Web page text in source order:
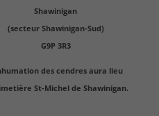
Shawinigan
(secteur Shawinigan-Sud)
G9P 3R3
des cendres aura lieu
St-Michel de Shawinigan.